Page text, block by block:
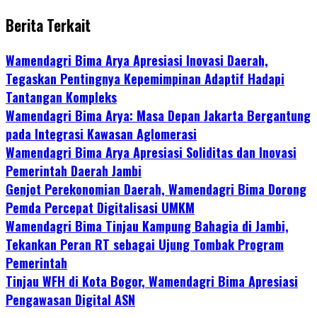
Berita Terkait
Wamendagri Bima Arya Apresiasi Inovasi Daerah,
Tegaskan Pentingnya Kepemimpinan Adaptif Hadapi
Tantangan Kompleks
Wamendagri Bima Arya: Masa Depan Jakarta Bergantung
pada Integrasi Kawasan Aglomerasi
Wamendagri Bima Arya Apresiasi Soliditas dan Inovasi
Pemerintah Daerah Jambi
Genjot Perekonomian Daerah, Wamendagri Bima Dorong
Pemda Percepat Digitalisasi UMKM
Wamendagri Bima Tinjau Kampung Bahagia di Jambi,
Tekankan Peran RT sebagai Ujung Tombak Program
Pemerintah
Tinjau WFH di Kota Bogor, Wamendagri Bima Apresiasi
Pengawasan Digital ASN